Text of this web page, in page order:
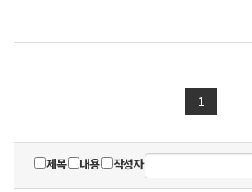
1
제목 내용 작성자